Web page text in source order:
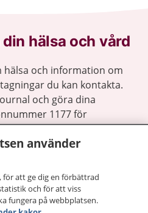
hälsa och vård
hälsa och information om
du kan kontakta.
och göra dina
1177 för
runt.
må bättre.
använder
för att ge dig en förbättrad
och för att viss
fungera på webbplatsen.